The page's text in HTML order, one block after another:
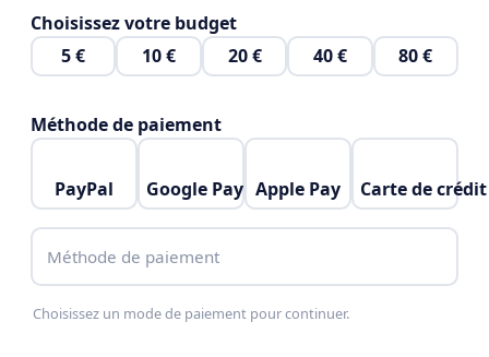
Les habitants ont le droit d’être pleinement
associés à cette décision majeure pour leur
nos agriculteurs et notre cadre de vie.
ces conditions floues et construire des solutions
d’avenir cohérentes.
Choisissez votre budget
5 €
10 € 20 € 40 € 80 €
Méthode de paiement
PayPal Google Pay Apple Pay Carte de crédit
Méthode de paiement
Choisissez un mode de paiement pour continuer.